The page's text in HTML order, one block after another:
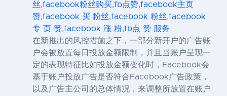
丝,facebook粉丝购买,fb点赞,facebook主页
赞,facebook 买 粉丝,facebook 粉丝,facebook
专 页 赞,facebook 涨 粉,fb点 赞 服务
在新推出的风控措施之下，一部分新开户的广告账
户会被放置每日投放金额限制，并且当账户呈现一
定的表现特征比如投放金额变化时，Facebook会
基于账户投放广告是否符合Facebook广告政策，
以及广告主公司的总体情况，来调整所放置在账户